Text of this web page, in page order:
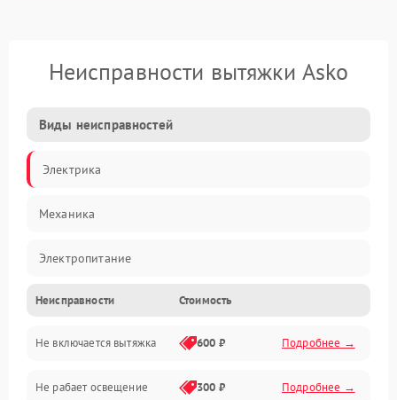
Неисправности вытяжки Asko
Виды неисправностей
Электрика
Механика
Электропитание
Вентиляция
Освещение
Механические повреждения
Неисправности Стоимость
Не включается вытяжка 600 ₽ Подробнее →
Не рабает освещение 300 ₽ Подробнее →